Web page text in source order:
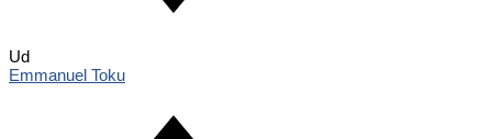
Ud
Emmanuel Toku